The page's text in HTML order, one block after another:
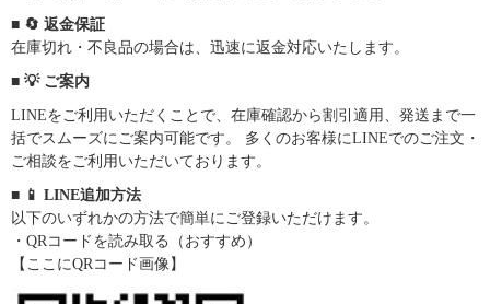
■ 🔄 返金保証
在庫切れ・不良品の場合は、迅速に返金対応いたします。
■ 💡 ご案内
LINEをご利用いただくことで、在庫確認から割引適用、発送まで一
括でスムーズにご案内可能です。 多くのお客様にLINEでのご注文・
ご相談をご利用いただいております。
■ 📱 LINE追加方法
以下のいずれかの方法で簡単にご登録いただけます。
・QRコードを読み取る（おすすめ）
【ここにQRコード画像】